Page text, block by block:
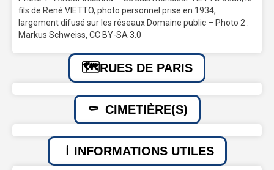
fils de René VIETTO, photo personnel prise en 1934,
largement difusé sur les réseaux Domaine public – Photo 2 :
Markus Schweiss, CC BY-SA 3.0
RUES DE PARIS
CIMETIÈRE(S)
INFORMATIONS UTILES